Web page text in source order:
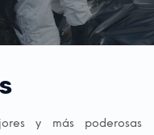
y más poderosas